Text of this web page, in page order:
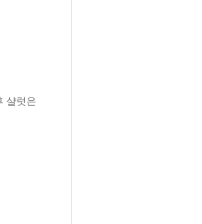
샬럿은